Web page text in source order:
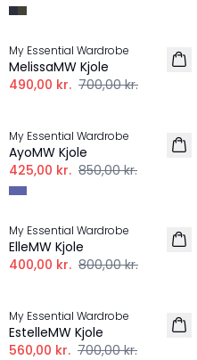
-30%
My Essential Wardrobe
MelissaMW Kjole
490,00 kr. 700,00 kr.
My Essential Wardrobe
AyoMW Kjole
425,00 kr. 850,00 kr.
-50%
My Essential Wardrobe
ElleMW Kjole
400,00 kr. 800,00 kr.
My Essential Wardrobe
EstelleMW Kjole
560,00 kr. 700,00 kr.